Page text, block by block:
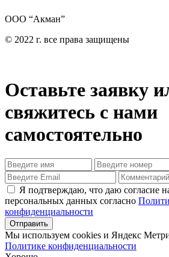
ООО “Акман”
© 2022 г. все права защищены
Оставьте заявку
свяжитесь с нами
самостоятельно
Я подтверждаю, что даю согласие
персональных данных согласно
конфиденциальности
Отправить
Мы используем cookies и Яндекс
Политике конфиденциальности